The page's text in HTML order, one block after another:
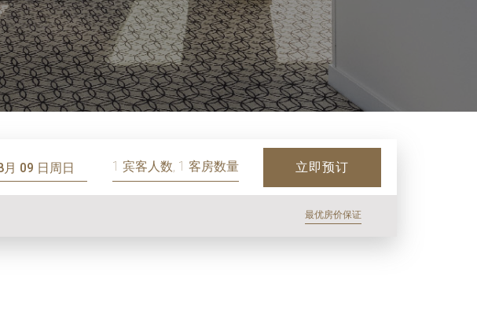
1 宾客人数, 1 客房数量 立即预订
最优房价保证